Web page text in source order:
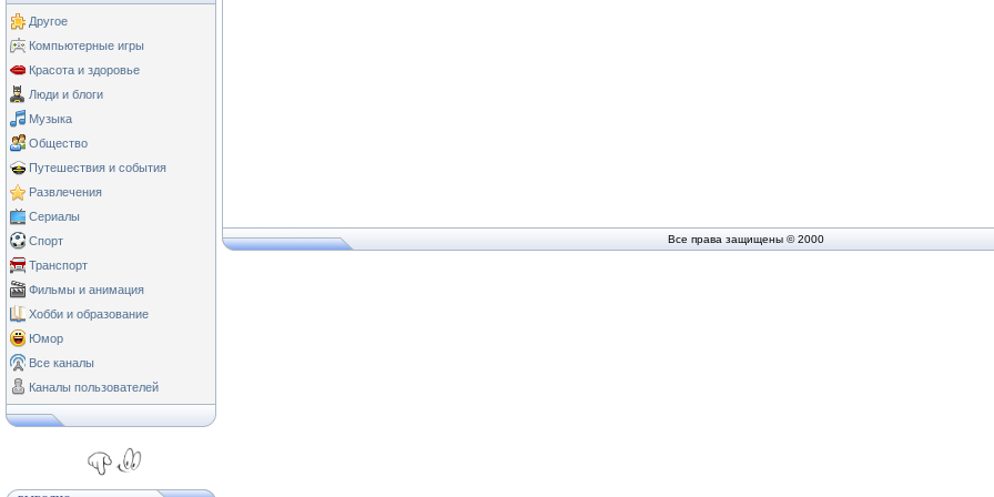
Другое
Компьютерные игры
Красота и здоровье
Люди и блоги
Музыка
Общество
Путешествия и события
Развлечения
Сериалы
Спорт
Транспорт
Фильмы и анимация
Хобби и образование
Юмор
Все каналы
Каналы пользователей
Все права защищены © 2000